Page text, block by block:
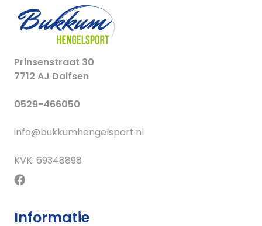
Prinsenstraat 30
7712 AJ Dalfsen
0529-466050
info@bukkumhengelsport.nl
KVK: 69348898
Informatie